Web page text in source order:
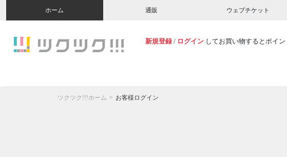
ホーム 通販 ウェブチケット
新規登録 / ログイン してお買い物するとポイン
ツクツク!!!ホーム お客様ログイン